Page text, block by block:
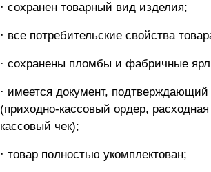
· сохранен товарный вид изделия;
· все потребительские свойства
· сохранены пломбы и фабричные
· имеется документ, подтверждающий
(приходно-кассовый ордер,
кассовый чек);
· товар полностью укомплектован;